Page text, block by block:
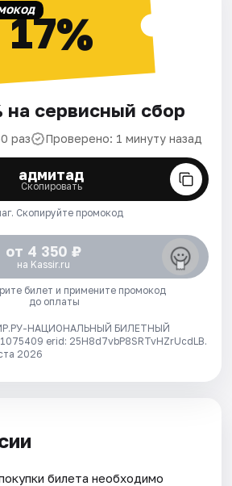
17%
на сервисный сбор
раз Проверено: 1 минуту назад
адмитад
Скопировать
Скопируйте промокод
от 4 350 ₽
на Kassir.ru
билет и примените промокод
до оплаты
НАЦИОНАЛЬНЫЙ БИЛЕТНЫЙ
erid: 25H8d7vbP8SRTvHZrUcdLB.
2026
билета необходимо